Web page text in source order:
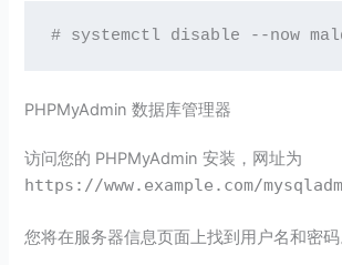
# systemctl disable --now
PHPMyAdmin 数据库管理器
访问您的 PHPMyAdmin 安装，网址为
https://www.example.com/
您将在服务器信息页面上找到用户名和密码